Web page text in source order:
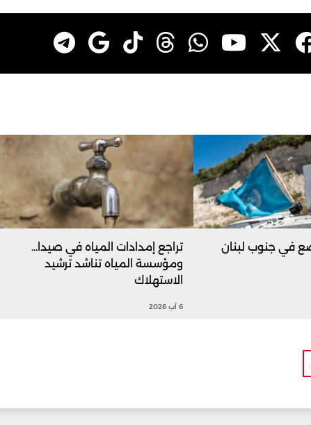
في جنوب لبنان
تراجع إمدادات المياه في صيدا...
ومؤسسة المياه تناشد ترشيد
الاستهلاك
6 آب 2026